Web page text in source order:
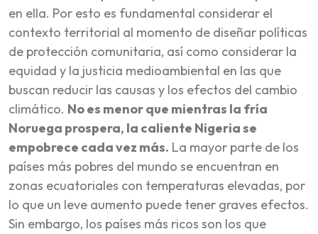
en ella. Por esto es fundamental considerar el
contexto territorial al momento de diseñar políticas
de protección comunitaria, así como considerar la
equidad y la justicia medioambiental en las que
buscan reducir las causas y los efectos del cambio
climático. No es menor que mientras la fría
Noruega prospera, la caliente Nigeria se
empobrece cada vez más. La mayor parte de los
países más pobres del mundo se encuentran en
zonas ecuatoriales con temperaturas elevadas, por
lo que un leve aumento puede tener graves efectos.
Sin embargo, los países más ricos son los que